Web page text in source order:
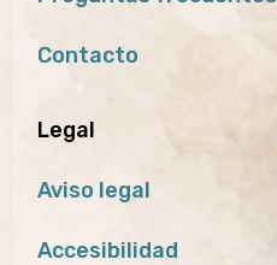
Contacto
Legal
Aviso legal
Accesibilidad